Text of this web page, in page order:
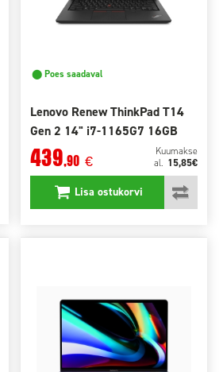
⬤ Poes saadaval
Lenovo Renew ThinkPad T14
Gen 2 14" i7-1165G7 16GB
512GB SSD
439,90 €
Kuumakse
al. 15,85€
Lisa ostukorvi